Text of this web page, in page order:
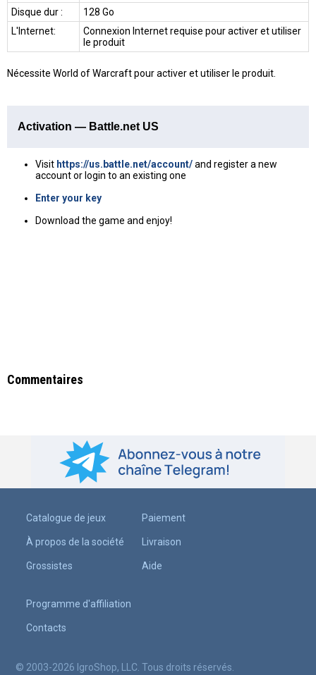
Disque dur :
128 Go
L'Internet:
Connexion Internet requise pour activer et utiliser
le produit
Nécessite World of Warcraft pour activer et utiliser le produit.
Activation — Battle.net US
Visit https://us.battle.net/account/and register a new
account or login to an existing one
Enter your key
Download the game and enjoy!
Commentaires
Catalogue de jeux
À propos de la société
Grossistes
Paiement
Livraison
Aide
Programme d'affiliation
Contacts
© 2003-2026 IgroShop, LLC. Tous droits réservés.